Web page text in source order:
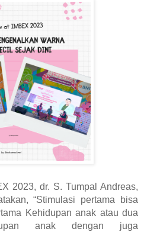
2023, dr. S. Tumpal Andreas,
“Stimulasi pertama bisa
Kehidupan anak atau dua
anak dengan juga